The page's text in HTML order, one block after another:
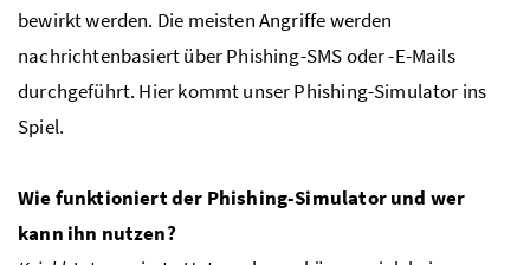
bewirkt werden. Die meisten Angriffe werden
nachrichtenbasiert über Phishing-SMS oder -E-Mails
durchgeführt. Hier kommt unser Phishing-Simulator ins
Spiel.
Wie funktioniert der Phishing-Simulator und wer
kann ihn nutzen?